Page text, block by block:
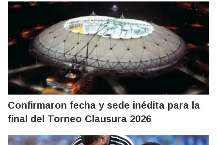
Confirmaron fecha y sede inédita para la
final del Torneo Clausura 2026